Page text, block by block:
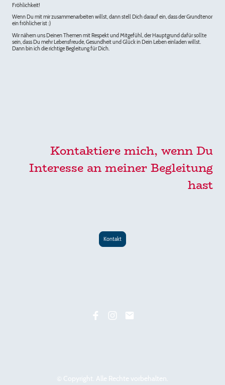
Fröhlichkeit!
Wenn Du mit mir zusammenarbeiten willst, dann stell Dich darauf ein, dass der Grundtenor
ein fröhlicher ist :)
Wir nähern uns Deinen Themen mit Respekt und Mitgefühl, der Hauptgrund dafür sollte
sein, dass Du mehr Lebensfreude, Gesundheit und Glück in Dein Leben einladen willst.
Dann bin ich die richtige Begleitung für Dich.
Kontaktiere mich, wenn Du
Interesse an meiner Begleitung
hast
Kontakt
© Copyright. Alle Rechte vorbehalten.